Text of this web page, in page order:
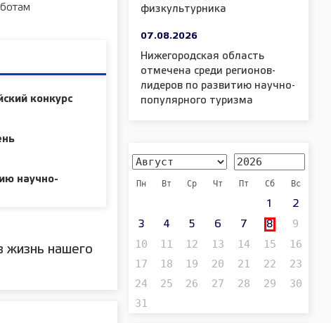
конкурс
научно-
жизнь нашего
физкультурника
07.08.2026
Нижегородская область
отмечена среди регионов-
лидеров по развитию научно-
популярного туризма
Пн Вт Ср Чт Пт Сб Вс
1 2
3 4 5 6 7 8
9
10
11 12 13 14 15
16
17
18 19 20 21 22
23
24
25 26 27 28 29
30
31